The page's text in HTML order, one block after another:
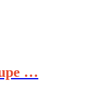
…